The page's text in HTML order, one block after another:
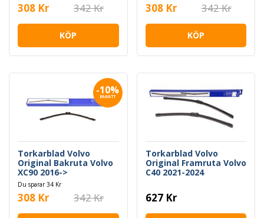
308 Kr 342 Kr
KÖP
308 Kr 342 Kr
KÖP
-10%
RABATT
Torkarblad Volvo
Original Bakruta Volvo
XC90 2016->
Du sparar 34 Kr
308 Kr 342 Kr
Torkarblad Volvo
Original Framruta Volvo
C40 2021-2024
627 Kr